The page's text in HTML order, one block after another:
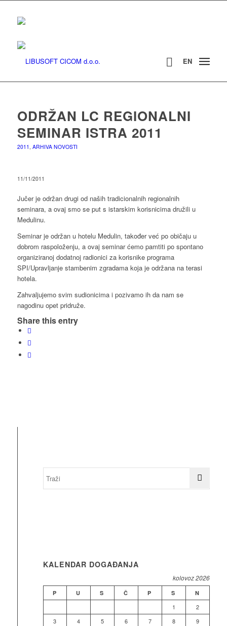
EN
ODRŽAN LC REGIONALNI
SEMINAR ISTRA 2011
2011 , ARHIVA NOVOSTI
11/11/2011
Jučer je održan drugi od naših tradicionalnih regionalnih
seminara, a ovaj smo se put s istarskim korisnicima družili u
Medulinu.
Seminar je održan u hotelu Medulin, također već po običaju u
dobrom raspoloženju, a ovaj seminar ćemo pamtiti po spontano
organiziranoj dodatnoj radionici za korisnike programa
SPI/Upravljanje stambenim zgradama koja je održana na terasi
hotela.
Zahvaljujemo svim sudionicima i pozivamo ih da nam se
nagodinu opet pridruže.
Share this entry
KALENDAR DOGAĐANJA
kolovoz 2026
P U S Č P S N
1
2
3
4 5 6 7 8
9